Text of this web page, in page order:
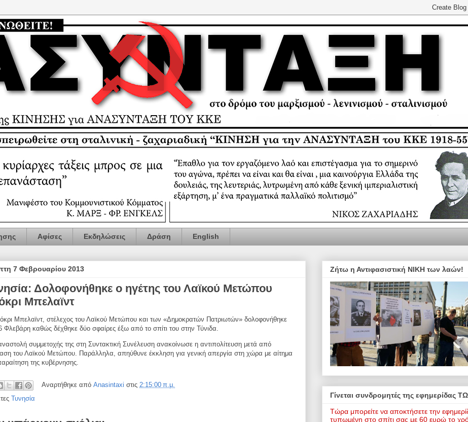
Αφίσες Εκδηλώσεις Δράση English
7 Φεβρουαρίου 2013
Δολοφονήθηκε ο ηγέτης του Λαϊκού Μετώπου
Μπελαϊντ
Μπελαϊντ, στέλεχος του Λαϊκού Μετώπου και των «Δημοκρατών Πατριωτών» δολοφονήθηκε
Φλεβάρη καθώς δέχθηκε δύο σφαίρες έξω από το σπίτι του στην Τύνιδα.
συμμετοχής της στη Συντακτική Συνέλευση ανακοίνωσε η αντιπολίτευση μετά από
του Λαϊκού Μετώπου. Παράλληλα, απηύθυνε έκκληση για γενική απεργία στη χώρα με αίτημα
της κυβέρνησης.
Αναρτήθηκε από Anasintaxi στις 2:15:00 π.μ.
Τυνησία
Ζήτω η Αντιφασιστική ΝΙΚΗ των λαών!
Γίνεται συνδρομητές της εφημερίδας
Τώρα μπορείτε να αποκτήσετε την
τυπωμένη στο σπίτι σας με 60 ευρώ το